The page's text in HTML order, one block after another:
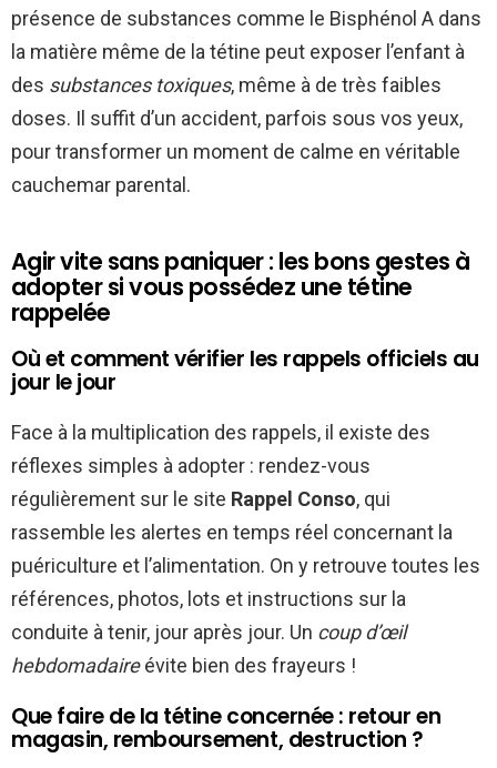
présence de substances comme le Bisphénol A dans
la matière même de la tétine peut exposer l’enfant à
des substances toxiques, même à de très faibles
doses. Il suffit d’un accident, parfois sous vos yeux,
pour transformer un moment de calme en véritable
cauchemar parental.
Agir vite sans paniquer : les bons gestes à
adopter si vous possédez une tétine
rappelée
Où et comment vérifier les rappels officiels au
jour le jour
Face à la multiplication des rappels, il existe des
réflexes simples à adopter : rendez-vous
régulièrement sur le site Rappel Conso, qui
rassemble les alertes en temps réel concernant la
puériculture et l’alimentation. On y retrouve toutes les
références, photos, lots et instructions sur la
conduite à tenir, jour après jour. Un coup d’œil
hebdomadaireévite bien des frayeurs !
Que faire de la tétine concernée : retour en
magasin, remboursement, destruction ?